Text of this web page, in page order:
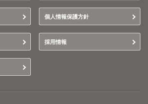
個人情報保護方針
採用情報